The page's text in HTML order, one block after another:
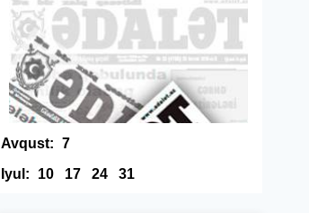
Avqust: 7
Iyul:
10 17 24 31